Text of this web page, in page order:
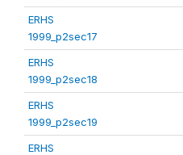
ERHS
1999_p2sec17
ERHS
1999_p2sec18
ERHS
1999_p2sec19
ERHS